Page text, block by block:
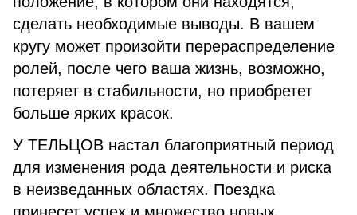
сделать необходимые выводы. В вашем
кругу может произойти перераспределение
ролей, после чего ваша жизнь, возможно,
потеряет в стабильности, но приобретет
больше ярких красок.
У ТЕЛЬЦОВ настал благоприятный период
для изменения рода деятельности и риска
в неизведанных областях. Поездка